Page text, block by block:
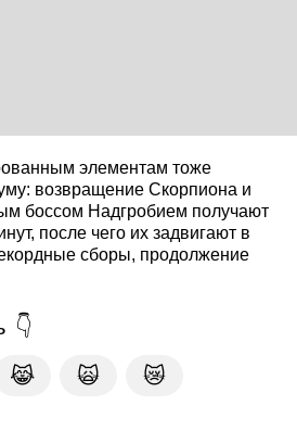
элементам тоже
возвращение Скорпиона и
боссом Надгробием получают
после чего их задвигают в
сборы, продолжение
😹 🙀 😿